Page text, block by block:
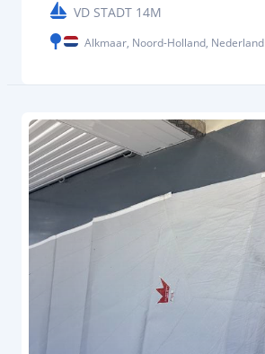
VD STADT 14M
Alkmaar, Noord-Holland, Nederland